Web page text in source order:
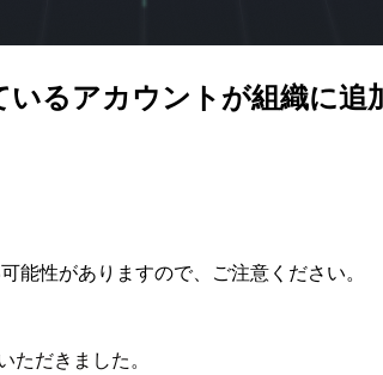
るアカウントが組織に追
能性がありますので、ご注意ください。
だきました。